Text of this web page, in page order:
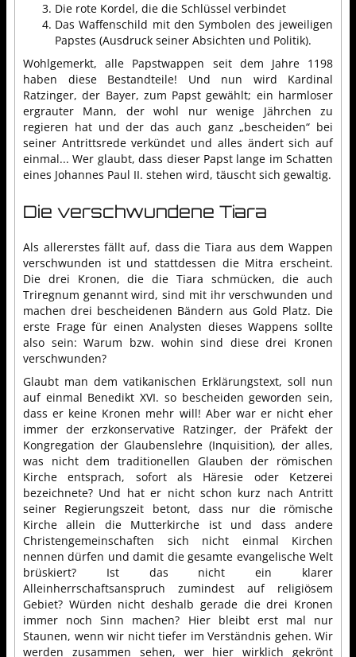
Die rote Kordel, die die Schlüssel verbindet
Das Waffenschild mit den Symbolen des jeweiligen
Papstes (Ausdruck seiner Absichten und Politik).
Wohlgemerkt, alle Papstwappen seit dem Jahre 1198
haben diese Bestandteile! Und nun wird Kardinal
Ratzinger, der Bayer, zum Papst gewählt; ein harmloser
ergrauter Mann, der wohl nur wenige Jährchen zu
regieren hat und der das auch ganz „bescheiden“ bei
seiner Antrittsrede verkündet und alles ändert sich auf
einmal... Wer glaubt, dass dieser Papst lange im Schatten
eines Johannes Paul II. stehen wird, täuscht sich gewaltig.
Die verschwundene Tiara
Als allererstes fällt auf, dass die Tiara aus dem Wappen
verschwunden ist und stattdessen die Mitra erscheint.
Die drei Kronen, die die Tiara schmücken, die auch
Triregnum genannt wird, sind mit ihr verschwunden und
machen drei bescheidenen Bändern aus Gold Platz. Die
erste Frage für einen Analysten dieses Wappens sollte
also sein: Warum bzw. wohin sind diese drei Kronen
verschwunden?
Glaubt man dem vatikanischen Erklärungstext, soll nun
auf einmal Benedikt XVI. so bescheiden geworden sein,
dass er keine Kronen mehr will! Aber war er nicht eher
immer der erzkonservative Ratzinger, der Präfekt der
Kongregation der Glaubenslehre (Inquisition), der alles,
was nicht dem traditionellen Glauben der römischen
Kirche entsprach, sofort als Häresie oder Ketzerei
bezeichnete? Und hat er nicht schon kurz nach Antritt
seiner Regierungszeit betont, dass nur die römische
Kirche allein die Mutterkirche ist und dass andere
Christengemeinschaften sich nicht einmal Kirchen
nennen dürfen und damit die gesamte evangelische Welt
brüskiert? Ist das nicht ein klarer
Alleinherrschaftsanspruch zumindest auf religiösem
Gebiet? Würden nicht deshalb gerade die drei Kronen
immer noch Sinn machen? Hier bleibt erst mal nur
Staunen, wenn wir nicht tiefer im Verständnis gehen. Wir
werden zusammen sehen, wer hier wirklich gekrönt